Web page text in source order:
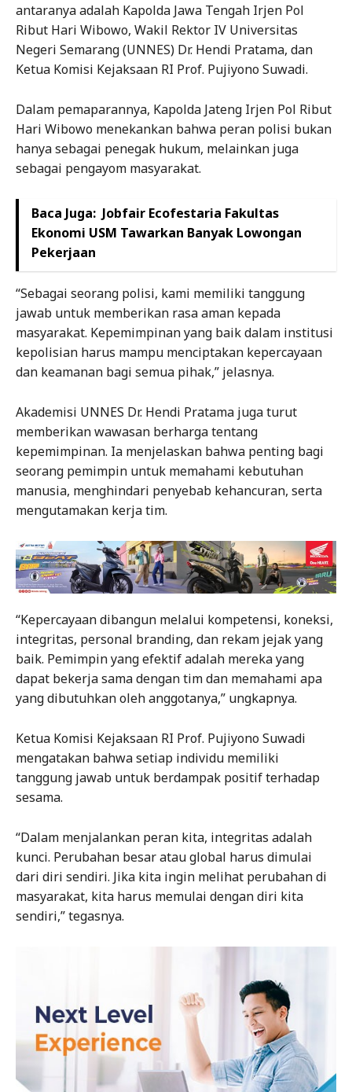
antaranya adalah Kapolda Jawa Tengah Irjen Pol
Ribut Hari Wibowo, Wakil Rektor IV Universitas
Negeri Semarang (UNNES) Dr. Hendi Pratama, dan
Ketua Komisi Kejaksaan RI Prof. Pujiyono Suwadi.
Dalam pemaparannya, Kapolda Jateng Irjen Pol Ribut
Hari Wibowo menekankan bahwa peran polisi bukan
hanya sebagai penegak hukum, melainkan juga
sebagai pengayom masyarakat.
Baca Juga: Jobfair Ecofestaria Fakultas
Ekonomi USM Tawarkan Banyak Lowongan
Pekerjaan
“Sebagai seorang polisi, kami memiliki tanggung
jawab untuk memberikan rasa aman kepada
masyarakat. Kepemimpinan yang baik dalam institusi
kepolisian harus mampu menciptakan kepercayaan
dan keamanan bagi semua pihak,” jelasnya.
Akademisi UNNES Dr. Hendi Pratama juga turut
memberikan wawasan berharga tentang
kepemimpinan. Ia menjelaskan bahwa penting bagi
seorang pemimpin untuk memahami kebutuhan
manusia, menghindari penyebab kehancuran, serta
mengutamakan kerja tim.
“Kepercayaan dibangun melalui kompetensi, koneksi,
integritas, personal branding, dan rekam jejak yang
baik. Pemimpin yang efektif adalah mereka yang
dapat bekerja sama dengan tim dan memahami apa
yang dibutuhkan oleh anggotanya,” ungkapnya.
Ketua Komisi Kejaksaan RI Prof. Pujiyono Suwadi
mengatakan bahwa setiap individu memiliki
tanggung jawab untuk berdampak positif terhadap
sesama.
“Dalam menjalankan peran kita, integritas adalah
kunci. Perubahan besar atau global harus dimulai
dari diri sendiri. Jika kita ingin melihat perubahan di
masyarakat, kita harus memulai dengan diri kita
sendiri,” tegasnya.